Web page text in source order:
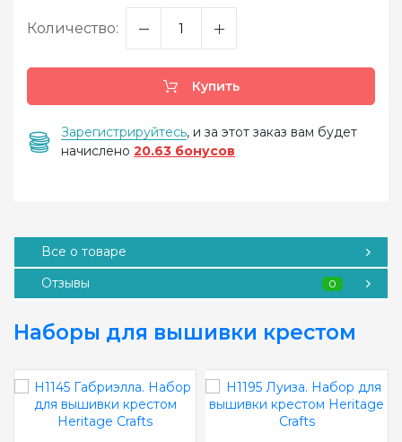
Количество:
Купить
Зарегистрируйтесь, и за этот заказ вам будет
начислено 20.63 бонусов
Все о товаре
Отзывы
0
Наборы для вышивки крестом